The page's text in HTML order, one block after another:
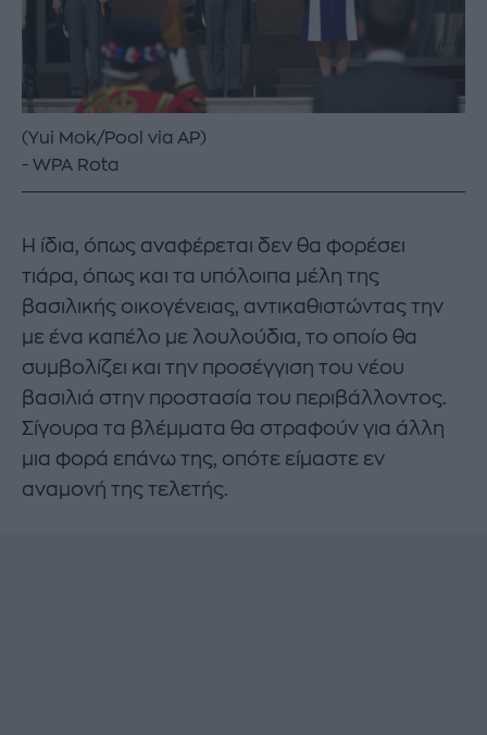
(Yui Mok/Pool via AP)
WPA Rota
Η ίδια, όπως αναφέρεται δεν θα φορέσει
τιάρα, όπως και τα υπόλοιπα μέλη της
βασιλικής οικογένειας, αντικαθιστώντας την
με ένα καπέλο με λουλούδια, το οποίο θα
συμβολίζει και την προσέγγιση του νέου
βασιλιά στην προστασία του περιβάλλοντος.
Σίγουρα τα βλέμματα θα στραφούν για άλλη
μια φορά επάνω της, οπότε είμαστε εν
αναμονή της τελετής.